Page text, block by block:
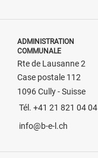
ADMINISTRATION
COMMUNALE
Rte de Lausanne 2
Case postale 112
1096 Cully - Suisse
Tél. +41 21 821 04 04
info@b-e-l.ch